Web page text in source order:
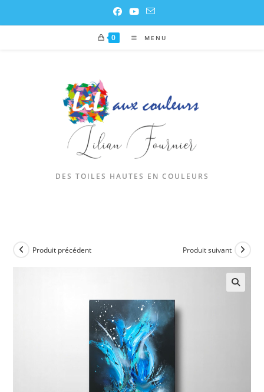
0 MENU
DES TOILES HAUTES EN COULEURS
Produit précédent Produit suivant